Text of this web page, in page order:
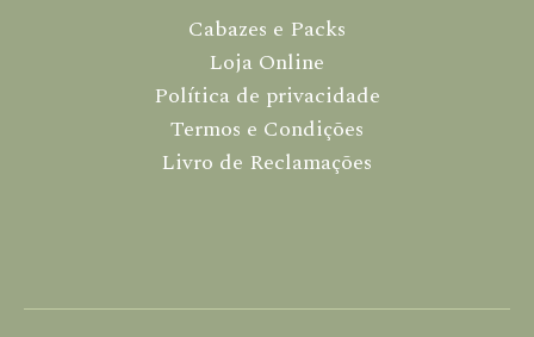
Cabazes e Packs
Loja Online
Política de privacidade
Termos e Condições
Livro de Reclamações